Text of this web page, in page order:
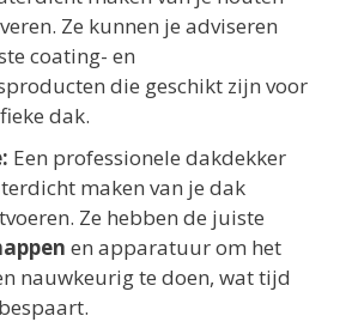
Ze kunnen je adviseren
coating- en
die geschikt zijn voor
dak.
Een professionele dakdekker
maken van je dak
Ze hebben de juiste
en apparatuur om het
nauwkeurig te doen, wat tijd